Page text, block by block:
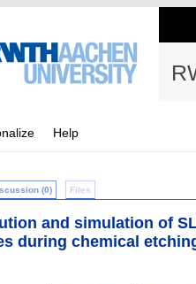
Help
(0) Files
and simulation of
during chemical